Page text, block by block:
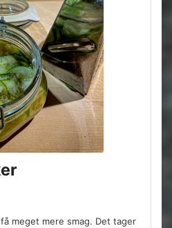
meget mere smag. Det tager